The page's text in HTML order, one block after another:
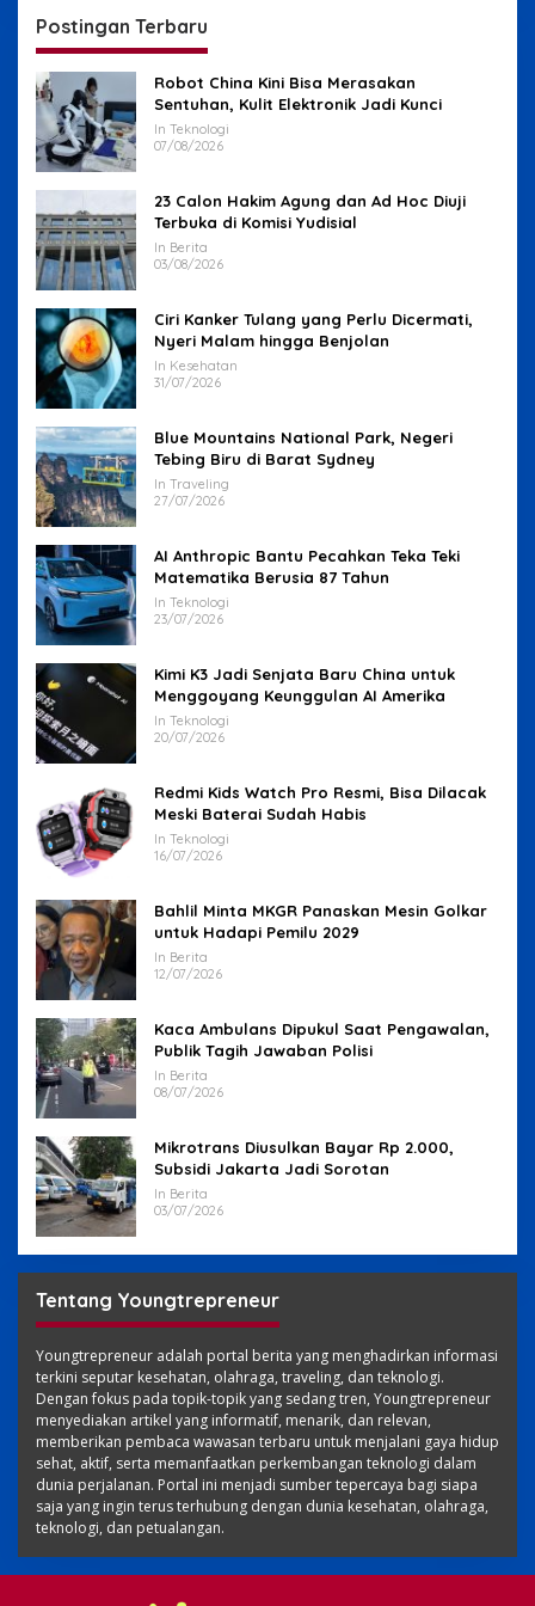
Postingan Terbaru
Robot China Kini Bisa Merasakan
Sentuhan, Kulit Elektronik Jadi Kunci
In Teknologi
07/08/2026
23 Calon Hakim Agung dan Ad Hoc Diuji
Terbuka di Komisi Yudisial
In Berita
03/08/2026
Ciri Kanker Tulang yang Perlu Dicermati,
Nyeri Malam hingga Benjolan
In Kesehatan
31/07/2026
Blue Mountains National Park, Negeri
Tebing Biru di Barat Sydney
In Traveling
27/07/2026
AI Anthropic Bantu Pecahkan Teka Teki
Matematika Berusia 87 Tahun
In Teknologi
23/07/2026
Kimi K3 Jadi Senjata Baru China untuk
Menggoyang Keunggulan AI Amerika
In Teknologi
20/07/2026
Redmi Kids Watch Pro Resmi, Bisa Dilacak
Meski Baterai Sudah Habis
In Teknologi
16/07/2026
Bahlil Minta MKGR Panaskan Mesin Golkar
untuk Hadapi Pemilu 2029
In Berita
12/07/2026
Kaca Ambulans Dipukul Saat Pengawalan,
Publik Tagih Jawaban Polisi
In Berita
08/07/2026
Mikrotrans Diusulkan Bayar Rp 2.000,
Subsidi Jakarta Jadi Sorotan
In Berita
03/07/2026
Tentang Youngtrepreneur
Youngtrepreneur adalah portal berita yang menghadirkan informasi
terkini seputar kesehatan, olahraga, traveling, dan teknologi.
Dengan fokus pada topik-topik yang sedang tren, Youngtrepreneur
menyediakan artikel yang informatif, menarik, dan relevan,
memberikan pembaca wawasan terbaru untuk menjalani gaya hidup
sehat, aktif, serta memanfaatkan perkembangan teknologi dalam
dunia perjalanan. Portal ini menjadi sumber tepercaya bagi siapa
saja yang ingin terus terhubung dengan dunia kesehatan, olahraga,
teknologi, dan petualangan.